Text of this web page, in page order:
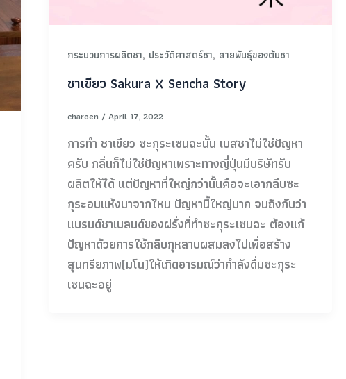
กระบวนการผลิตชา, ประวัติศาสตร์ชา, สายพันธุ์ของต้นชา
ชาเขียว Sakura X Sencha Story
charoen / April 17, 2022
การทำ ชาเขียว ซะกุระเซนฉะนั้น เบสชาไม่ใช่ปัญหา
ครับ กลิ่นก็ไม่ใช่ปัญหาเพราะทางญี่ปุ่นมีบริษัทรับ
ผลิตให้ได้ แต่ปัญหาที่ใหญ่กว่านั้นคือจะเอากลีบซะ
กุระอบแห้งมาจากไหน ปัญหานี้ใหญ่มาก จนถึงกับว่า
แบรนด์ชาเบลนด์ของฝรั่งที่ทำซะกุระเซนฉะ ต้องแก้
ปัญหาด้วยการใช้กลีบกุหลาบผสมลงไปเพื่อสร้าง
สุนทรียภาพ(มโน)ให้เกิดอารมณ์ว่ากำลังดื่มซะกุระ
เซนฉะอยู่